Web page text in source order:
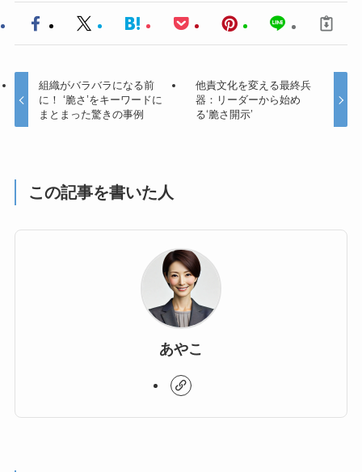
組織がバラバラになる前
に！ ‘脆さ’をキーワードに
まとまった驚きの事例
他責文化を変える最終兵
器：リーダーから始め
る‘脆さ開示’
この記事を書いた人
あやこ